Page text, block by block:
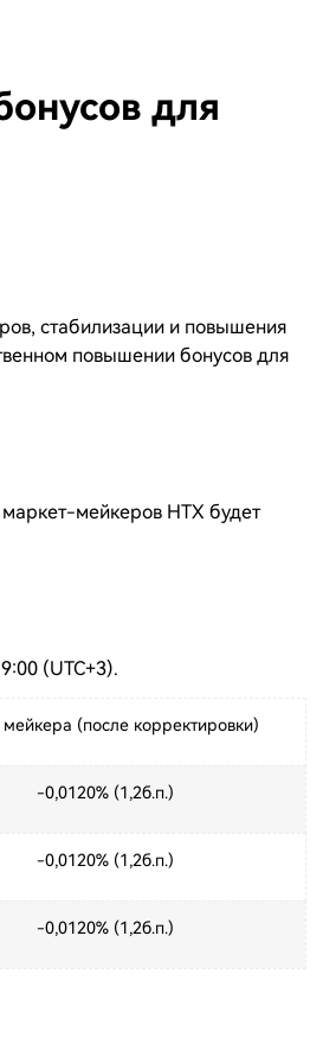
для
стабилизации и повышения
повышении бонусов для
мейкеров HTX будет
(UTC+3).
мейкера (после корректировки)
-0,0120% (1,2б.п.)
-0,0120% (1,2б.п.)
-0,0120% (1,2б.п.)